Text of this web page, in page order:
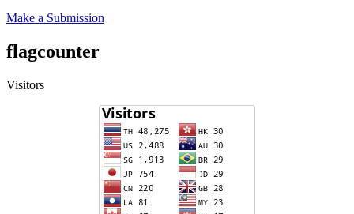
Make a Submission
flagcounter
Visitors